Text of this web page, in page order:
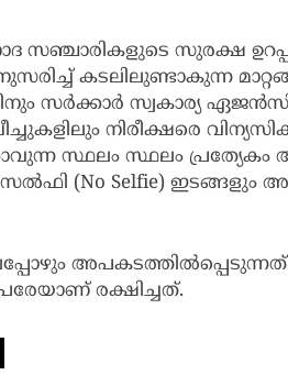
സഞ്ചാരികളുടെ സുരക്ഷ
കടലിലുണ്ടാകുന്ന
സർക്കാർ സ്വകാര്യ
നിരീക്ഷരെ
സ്ഥലം സ്ഥലം പ്രത്യേകം
(No Selfie) ഇടങ്ങളും
രക്ഷിച്ചത്.